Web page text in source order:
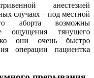
анестезией
случаях – под местной
аборта возможны
ощущения тянущего
они очень быстро
операции пациентка